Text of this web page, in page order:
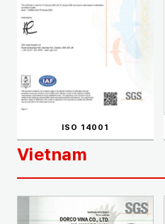
ISO 14001
Vietnam